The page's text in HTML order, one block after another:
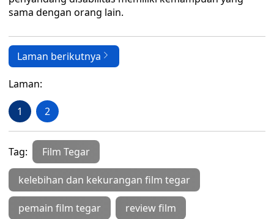
sama dengan orang lain.
Laman berikutnya
Laman:
1 2
Tag: Film Tegar
kelebihan dan kekurangan film tegar
pemain film tegar review film